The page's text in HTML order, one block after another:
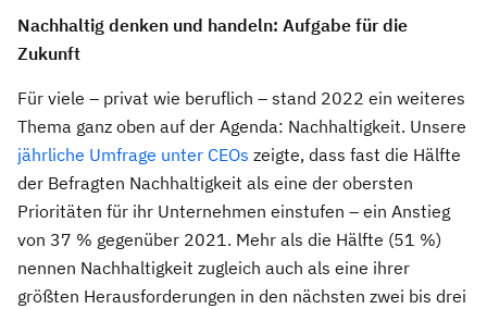
Nachhaltig denken und handeln: Aufgabe für die
Zukunft
Für viele – privat wie beruflich – stand 2022 ein weiteres
Thema ganz oben auf der Agenda: Nachhaltigkeit. Unsere
jährliche Umfrage unter CEOs zeigte, dass fast die Hälfte
der Befragten Nachhaltigkeit als eine der obersten
Prioritäten für ihr Unternehmen einstufen – ein Anstieg
von 37 % gegenüber 2021. Mehr als die Hälfte (51 %)
nennen Nachhaltigkeit zugleich auch als eine ihrer
größten Herausforderungen in den nächsten zwei bis drei